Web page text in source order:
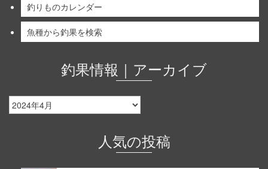
釣りものカレンダー
魚種から釣果を検索
釣果情報｜アーカイブ
釣
果
人気の投稿